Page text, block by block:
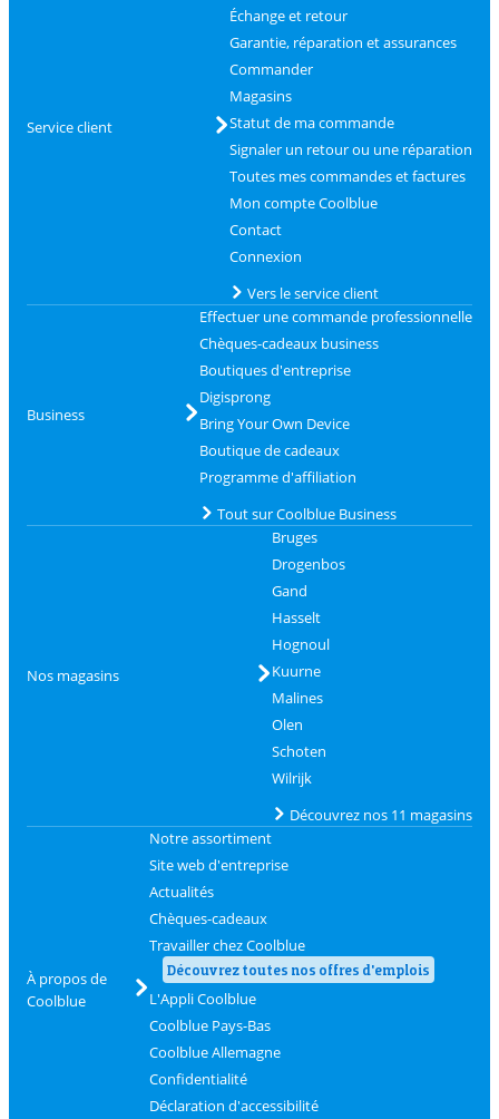
Service client
Échange et retour
Garantie, réparation et assurances
Commander
Magasins
Statut de ma commande
Signaler un retour ou une réparation
Toutes mes commandes et factures
Mon compte Coolblue
Contact
Connexion
Vers le service client
Business
Effectuer une commande professionnelle
Chèques-cadeaux business
Boutiques d'entreprise
Digisprong
Bring Your Own Device
Boutique de cadeaux
Programme d'affiliation
Tout sur Coolblue Business
Nos magasins
Bruges
Drogenbos
Gand
Hasselt
Hognoul
Kuurne
Malines
Olen
Schoten
Wilrijk
Découvrez nos 11 magasins
À propos de
Coolblue
Notre assortiment
Site web d'entreprise
Actualités
Chèques-cadeaux
Travailler chez Coolblue
Découvrez toutes nos offres d'emplois
L'Appli Coolblue
Coolblue Pays-Bas
Coolblue Allemagne
Confidentialité
Déclaration d'accessibilité